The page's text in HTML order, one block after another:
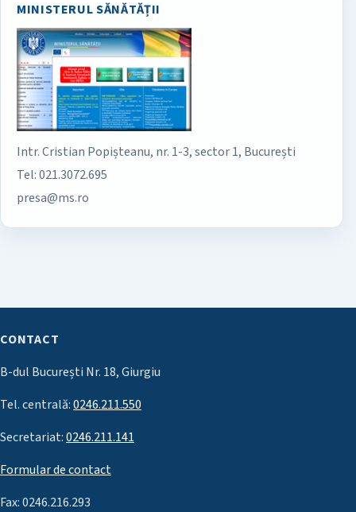
MINISTERUL SĂNĂTĂȚII
Intr. Cristian Popișteanu, nr. 1-3, sector 1, București
Tel: 021.3072.695
presa@ms.ro
CONTACT
B-dul București Nr. 18, Giurgiu
Tel. centrală:0246.211.550
Secretariat:0246.211.141
Formular de contact
Fax: 0246.216.293